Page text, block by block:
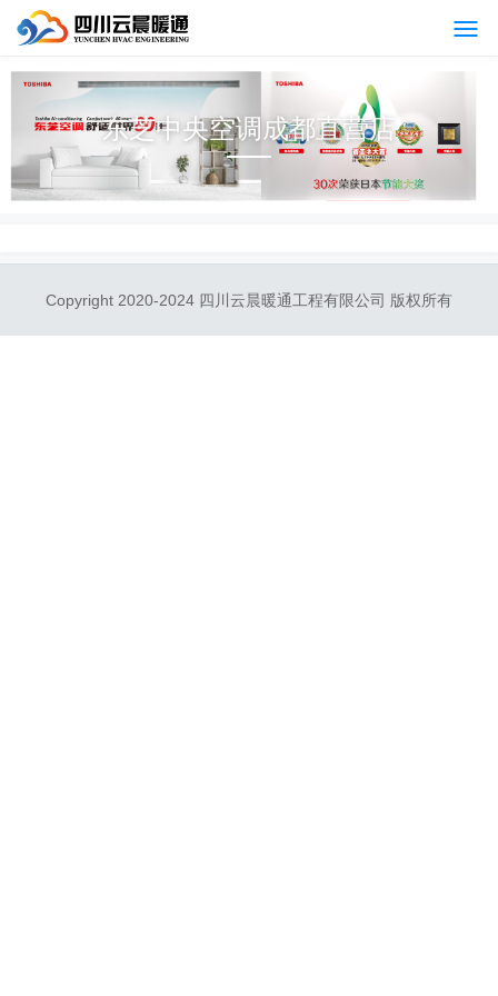
东芝中央空调成都直营店
Copyright 2020-2024 四川云晨暖通工程有限公司 版权所有